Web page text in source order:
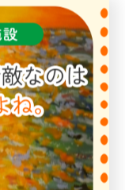
と
には、事前に必
切です。まず、
護度、健康状
設など）、ご家
容）をまとめて